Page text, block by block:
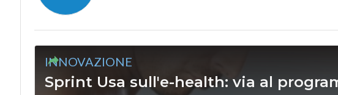
INNOVAZIONE
Sprint Usa sull'e-health: via al